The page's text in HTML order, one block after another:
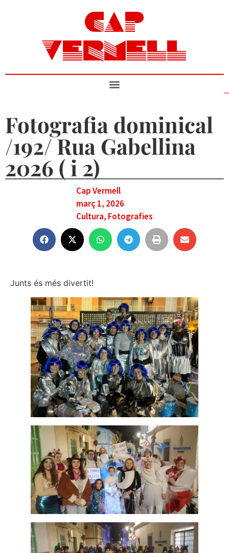
CAP
VERMELL
Fotografia dominical
/192/ Rua Gabellina
2026 ( i 2)
Cap Vermell
març 1, 2026
Cultura, Fotografies
Junts és més divertit!